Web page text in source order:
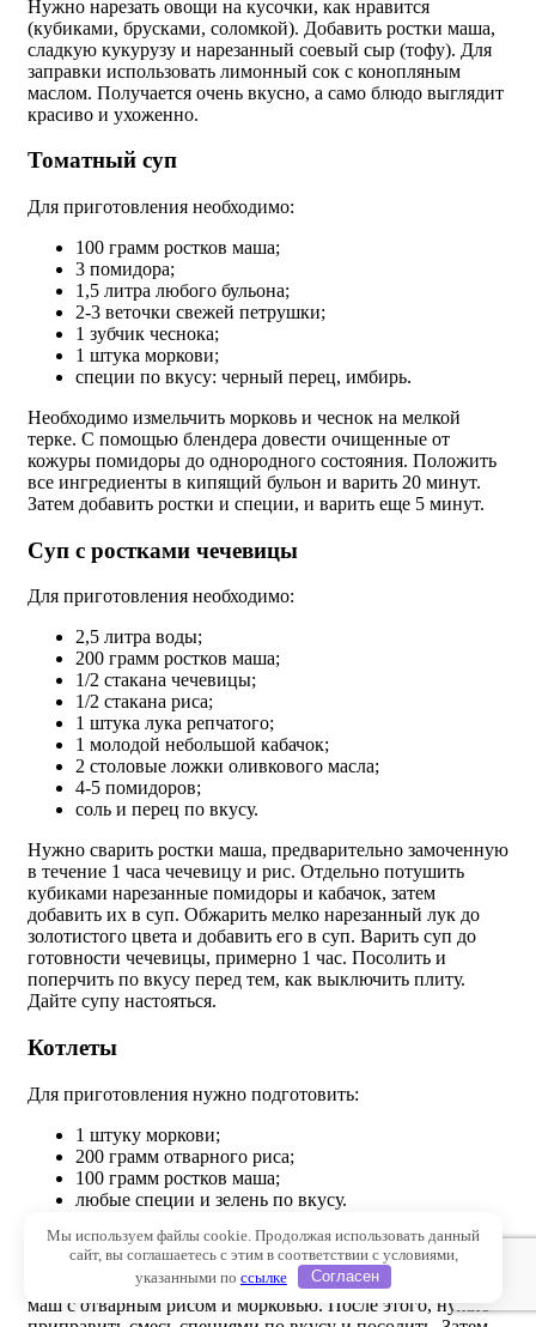
Нужно нарезать овощи на кусочки, как нравится
(кубиками, брусками, соломкой). Добавить ростки маша,
сладкую кукурузу и нарезанный соевый сыр (тофу). Для
заправки использовать лимонный сок с конопляным
маслом. Получается очень вкусно, а само блюдо выглядит
красиво и ухоженно.
Томатный суп
Для приготовления необходимо:
100 грамм ростков маша;
3 помидора;
1,5 литра любого бульона;
2-3 веточки свежей петрушки;
1 зубчик чеснока;
1 штука моркови;
специи по вкусу: черный перец, имбирь.
Необходимо измельчить морковь и чеснок на мелкой
терке. С помощью блендера довести очищенные от
кожуры помидоры до однородного состояния. Положить
все ингредиенты в кипящий бульон и варить 20 минут.
Затем добавить ростки и специи, и варить еще 5 минут.
Суп с ростками чечевицы
Для приготовления необходимо:
2,5 литра воды;
200 грамм ростков маша;
1/2 стакана чечевицы;
1/2 стакана риса;
1 штука лука репчатого;
1 молодой небольшой кабачок;
2 столовые ложки оливкового масла;
4-5 помидоров;
соль и перец по вкусу.
Нужно сварить ростки маша, предварительно замоченную
в течение 1 часа чечевицу и рис. Отдельно потушить
кубиками нарезанные помидоры и кабачок, затем
добавить их в суп. Обжарить мелко нарезанный лук до
золотистого цвета и добавить его в суп. Варить суп до
готовности чечевицы, примерно 1 час. Посолить и
поперчить по вкусу перед тем, как выключить плиту.
Дайте супу настояться.
Котлеты
Для приготовления нужно подготовить:
1 штуку моркови;
200 грамм отварного риса;
100 грамм ростков маша;
любые специи и зелень по вкусу.
Маш нужно измельчить до однородной массы в ступке
или блендером. Морковь нужно натереть на мелкой терке,
а затем отжать из нее влагу. Затем, необходимо смешать
маш с отварным рисом и морковью. После этого, нужно
Мы используем файлы cookie. Продолжая использовать данный
сайт, вы соглашаетесь с этим в соответствии с условиями,
указанными по ссылке Согласен